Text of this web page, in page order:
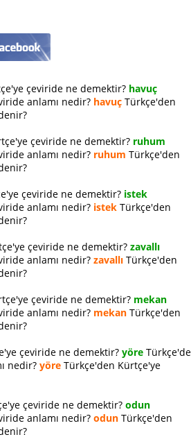
çeviride ne demektir? havuç
anlamı nedir? havuç Türkçe'den
çeviride ne demektir? ruhum
anlamı nedir? ruhum Türkçe'den
çeviride ne demektir? istek
anlamı nedir? istek Türkçe'den
çeviride ne demektir? zavallı
anlamı nedir? zavallı Türkçe'den
çeviride ne demektir? mekan
anlamı nedir? mekan Türkçe'den
çeviride ne demektir? yöre
nedir? yöre Türkçe'den Kürtçe'ye
çeviride ne demektir? odun
anlamı nedir? odun Türkçe'den